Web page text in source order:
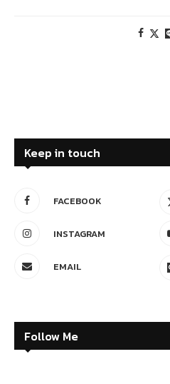
Keep in touch
FACEBOOK
INSTAGRAM
EMAIL
Follow Me